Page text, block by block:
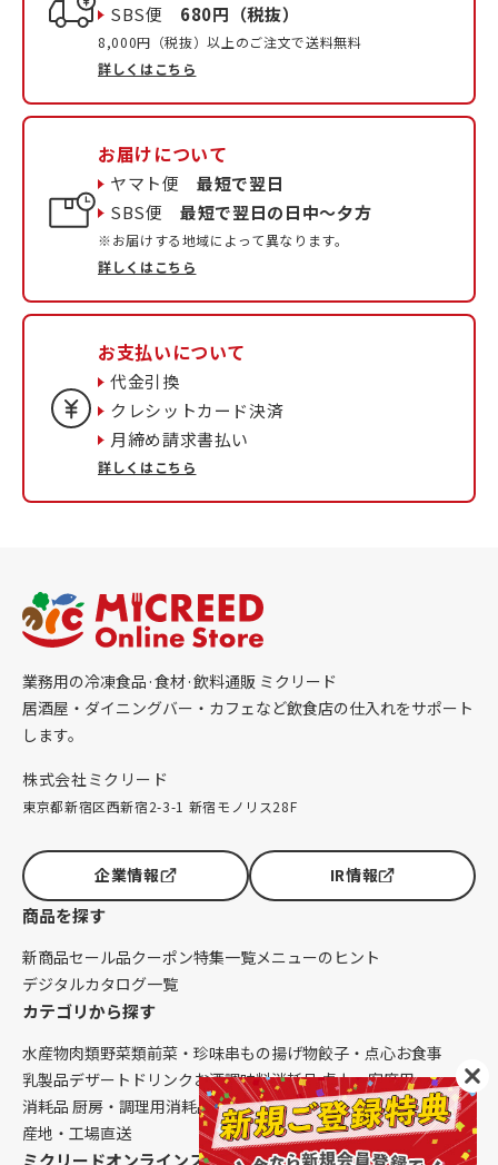
SBS便 680円（税抜）
8,000円（税抜）以上のご注文で送料無料
詳しくはこちら
お届けについて
ヤマト便最短で翌日
SBS便最短で翌日の日中〜夕方
※お届けする地域によって異なります。
詳しくはこちら
お支払いについて
代金引換
クレシットカード決済
月締め請求書払い
詳しくはこちら
業務用の冷凍食品·食材·飲料通販 ミクリード
居酒屋・ダイニングバー・カフェなど飲食店の仕入れをサポート
します。
株式会社ミクリード
東京都新宿区西新宿2-3-1 新宿モノリス28F
企業情報 IR情報
商品を探す
新商品セール品クーポン特集一覧メニューのヒント
デジタルカタログ一覧
カテゴリから探す
水産物肉類野菜類前菜・珍味串もの揚げ物餃子・点心お食事
乳製品デザート ドリンク お酒調味料消耗品 卓上・客席用
消耗品 厨房・調理用消耗品 クレンリネス生鮮品（配送便限定）
産地・工場直送
ミクリードオンラインストアについて